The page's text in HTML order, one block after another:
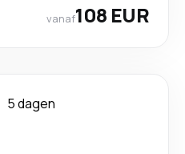
vanaf108 EUR
5 dagen